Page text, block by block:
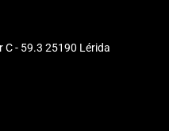
C - 59.3 25190 Lérida